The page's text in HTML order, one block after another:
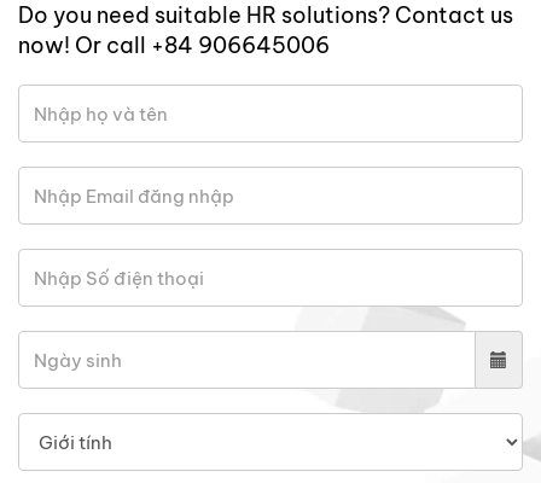
Do you need suitable HR solutions? Contact us
now! Or call +84 906645006